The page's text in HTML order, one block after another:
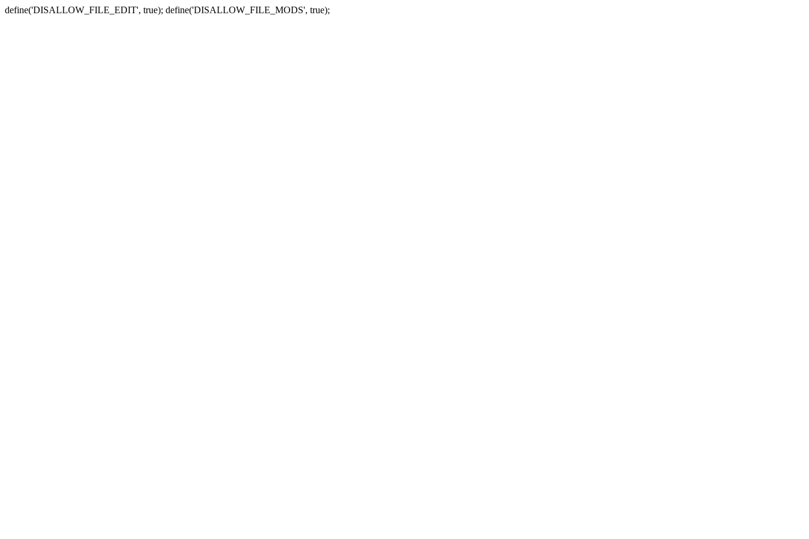
define('DISALLOW_FILE_EDIT', true); define('DISALLOW_FILE_MODS', true);